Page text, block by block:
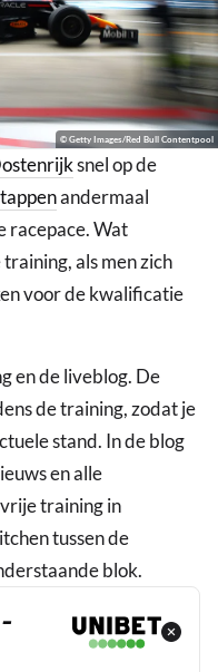
© Getty Images/Red Bull Contentpool
snel op de
andermaal
racepace. Wat
als men zich
voor de kwalificatie
en de liveblog. De
de training, zodat je
stand. In de blog
en alle
training in
tussen de
blok.
-